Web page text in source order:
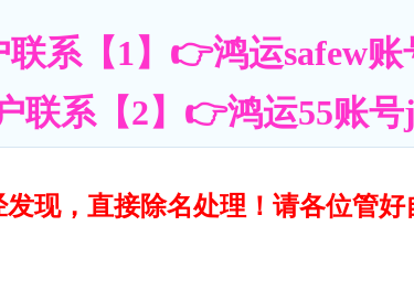
系【1】👉鸿运safew账
联系【2】👉鸿运55账号
现，直接除名处理！请各位管好